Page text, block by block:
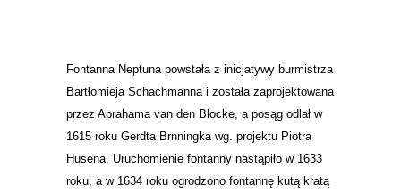
Fontanna Neptuna powstała z inicjatywy burmistrza
Bartłomieja Schachmanna i została zaprojektowana
przez Abrahama van den Blocke, a posąg odlał w
1615 roku Gerdta Brnningka wg. projektu Piotra
Husena. Uruchomienie fontanny nastąpiło w 1633
roku, a w 1634 roku ogrodzono fontannę kutą kratą